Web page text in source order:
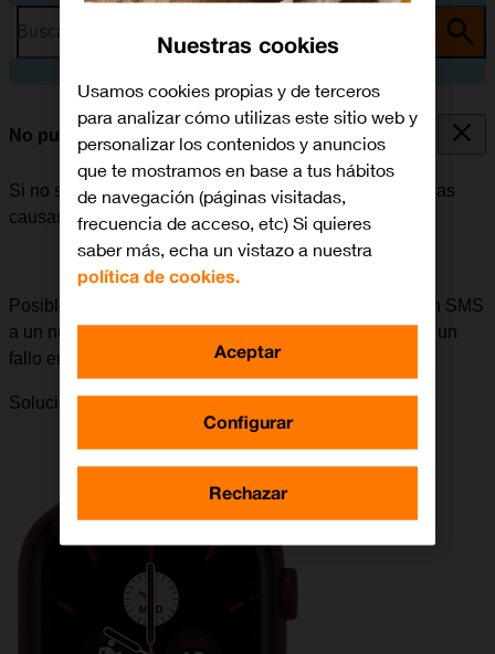
No puedo enviar ni recibir SMS
Si no se puede enviar ni recibir SMS, puede haber varias
causas posibles al problema.
Posible causa 2 de 4:
Si surgen problemas al enviar un SMS
a un número determinado, se puede deber a que haya un
fallo en el dispositivo del destinatario.
Solución:
Nuestras cookies
Usamos cookies propias y de terceros
para analizar cómo utilizas este sitio web y
personalizar los contenidos y anuncios
que te mostramos en base a tus hábitos
de navegación (páginas visitadas,
frecuencia de acceso, etc) Si quieres
saber más, echa un vistazo a nuestra
política de cookies.
Configurar
Rechazar
Aceptar